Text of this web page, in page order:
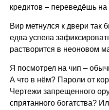
кредитов – переведёшь на
Вир метнулся к двери так
едва успела
растворится в неоновом
Я посмотрел на чип –
А что в нём? Пароли от
Чертежи запрещенного
спрятанного богатства?